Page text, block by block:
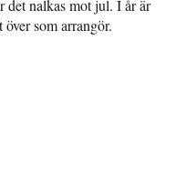
det nalkas mot jul. I år är
som arrangör.